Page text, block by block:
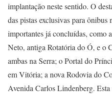
implantação neste sentido. O
das pistas exclusivas para
importantes já concluídas, como
Neto, antiga Rotatória do Ó, e o
ambas na Serra; o Portal do
em Vitória; a nova Rodovia do
Avenida Carlos Lindenberg.